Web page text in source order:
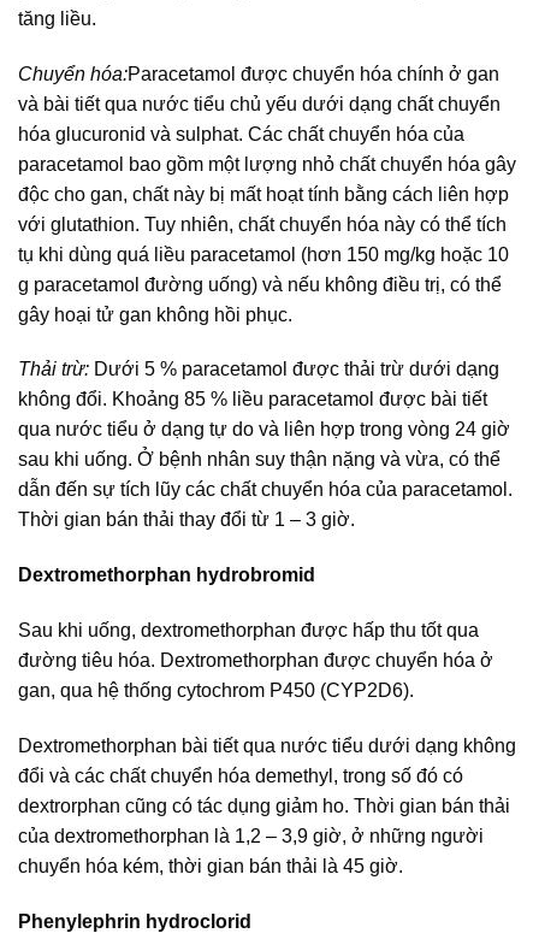
tăng liều.
Chuyển hóa:Paracetamol được chuyển hóa chính ở gan
và bài tiết qua nước tiểu chủ yếu dưới dạng chất chuyển
hóa glucuronid và sulphat. Các chất chuyển hóa của
paracetamol bao gồm một lượng nhỏ chất chuyển hóa gây
độc cho gan, chất này bị mất hoạt tính bằng cách liên hợp
với glutathion. Tuy nhiên, chất chuyển hóa này có thể tích
tụ khi dùng quá liều paracetamol (hơn 150 mg/kg hoặc 10
g paracetamol đường uống) và nếu không điều trị, có thể
gây hoại tử gan không hồi phục.
Thải trừ: Dưới 5 % paracetamol được thải trừ dưới dạng
không đổi. Khoảng 85 % liều paracetamol được bài tiết
qua nước tiểu ở dạng tự do và liên hợp trong vòng 24 giờ
sau khi uống. Ở bệnh nhân suy thận nặng và vừa, có thể
dẫn đến sự tích lũy các chất chuyển hóa của paracetamol.
Thời gian bán thải thay đổi từ 1 – 3 giờ.
Dextromethorphan hydrobromid
Sau khi uống, dextromethorphan được hấp thu tốt qua
đường tiêu hóa. Dextromethorphan được chuyển hóa ở
gan, qua hệ thống cytochrom P450 (CYP2D6).
Dextromethorphan bài tiết qua nước tiểu dưới dạng không
đổi và các chất chuyển hóa demethyl, trong số đó có
dextrorphan cũng có tác dụng giảm ho. Thời gian bán thải
của dextromethorphan là 1,2 – 3,9 giờ, ở những người
chuyển hóa kém, thời gian bán thải là 45 giờ.
Phenylephrin hydroclorid